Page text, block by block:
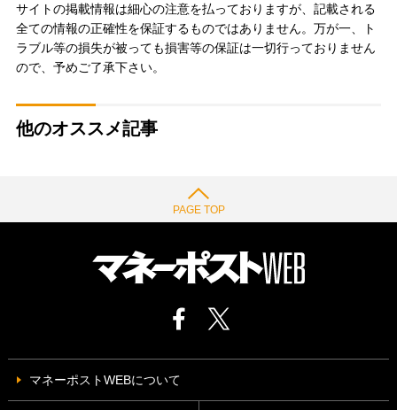
サイトの掲載情報は細心の注意を払っておりますが、記載される
全ての情報の正確性を保証するものではありません。万が一、ト
ラブル等の損失が被っても損害等の保証は一切行っておりません
ので、予めご了承下さい。
他のオススメ記事
PAGE TOP
マネーポストWEBについて